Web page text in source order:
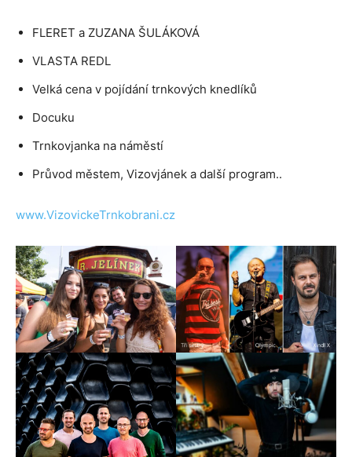
FLERET a ZUZANA ŠULÁKOVÁ
VLASTA REDL
Velká cena v pojídání trnkových knedlíků
Docuku
Trnkovjanka na náměstí
Průvod městem, Vizovjánek a další program..
www.VizovickeTrnkobrani.cz